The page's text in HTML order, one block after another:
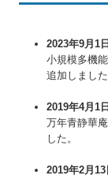
2023年9月1日
小規模多機
追加しました
2019年4月1日
万年青静華
した。
2019年2月13